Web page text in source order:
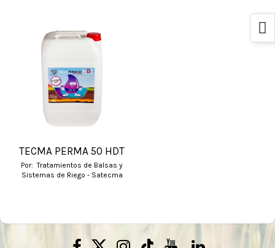
TECMA PERMA 50 HDT
Por: Tratamientos de Balsas y
Sistemas de Riego - Satecma